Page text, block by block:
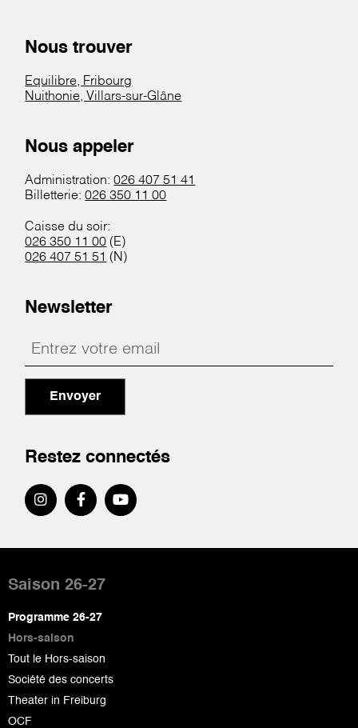
Nous trouver
Equilibre, Fribourg
Nuithonie, Villars-sur-Glâne
Nous appeler
Administration:026 407 51 41
Billetterie:026 350 11 00
Caisse du soir:
026 350 11 00 (E)
026 407 51 51 (N)
Newsletter
Envoyer
Restez connectés
de
page
Saison 26-27
Programme 26-27
Hors-saison
Tout le Hors-saison
Société des concerts
Theater in Freiburg
OCF